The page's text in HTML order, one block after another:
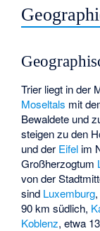
Trier liegt in der
Moseltals mit
Bewaldete und
steigen zu den
und der Eifel im
Großherzogtum
von der
sind Luxemburg
90 km südlich,
Koblenz, etwa